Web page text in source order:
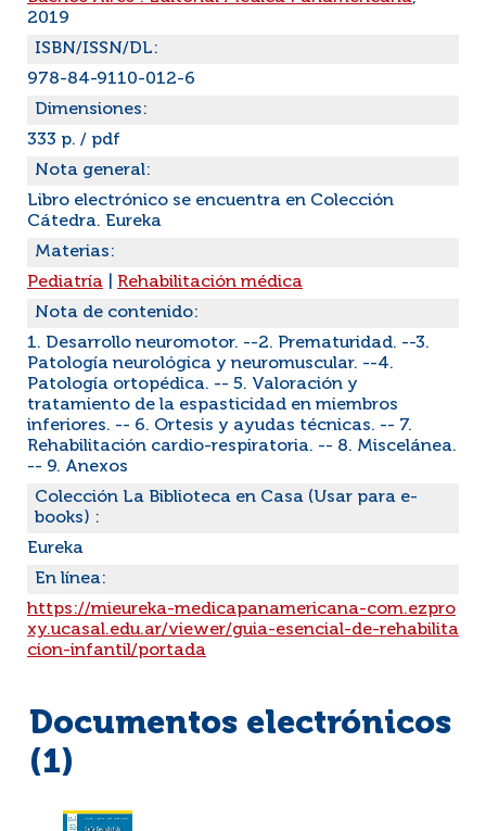
2019
ISBN/ISSN/DL:
978-84-9110-012-6
Dimensiones:
333 p. / pdf
Nota general:
Libro electrónico se encuentra en Colección
Cátedra. Eureka
Materias:
Pediatría
Rehabilitación médica
Nota de contenido:
1. Desarrollo neuromotor. --2. Prematuridad. --3.
Patología neurológica y neuromuscular. --4.
Patología ortopédica. -- 5. Valoración y
tratamiento de la espasticidad en miembros
inferiores. -- 6. Ortesis y ayudas técnicas. -- 7.
Rehabilitación cardio-respiratoria. -- 8. Miscelánea.
-- 9. Anexos
Colección La Biblioteca en Casa (Usar para e-
books) :
Eureka
En línea:
https://mieureka-medicapanamericana-com.ezpro
xy.ucasal.edu.ar/viewer/guia-esencial-de-rehabilita
cion-infantil/portada
Documentos electrónicos
(1)